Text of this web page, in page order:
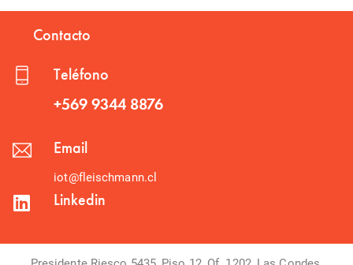
Contacto
Teléfono
+569 9344 8876
Email
iot@fleischmann.cl
Linkedin